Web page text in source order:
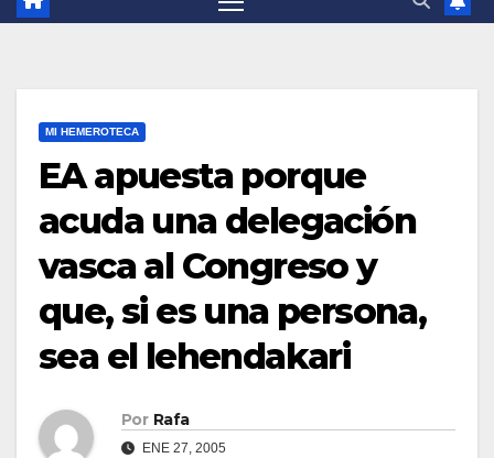
MI HEMEROTECA
EA apuesta porque
acuda una delegación
vasca al Congreso y
que, si es una persona,
sea el lehendakari
Por Rafa
ENE 27, 2005